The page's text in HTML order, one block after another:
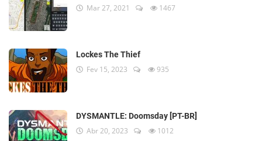
Mar 27, 2021 1467
Lockes The Thief
Fev 15, 2023 935
DYSMANTLE: Doomsday [PT-BR]
Abr 20, 2023 1012